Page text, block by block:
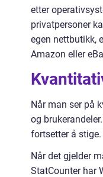
etter
privatpersoner
egen nettbutikk,
Amazon eller
Når man ser på
og
fortsetter å
Når det gjelder
StatCounter har